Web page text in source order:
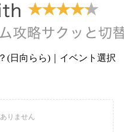
(日向らら)｜イベント選択